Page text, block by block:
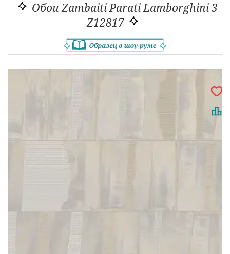
Обои Zambaiti Parati Lamborghini 3
Z12817